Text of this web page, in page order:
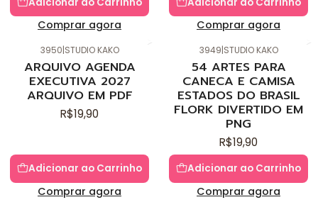
Comprar agora Comprar agora
3950|STUDIO KAKO
ARQUIVO AGENDA
EXECUTIVA 2027
ARQUIVO EM PDF
R$19,90
Adicionar ao Carrinho
Comprar agora
3949|STUDIO KAKO
54 ARTES PARA
CANECA E CAMISA
ESTADOS DO BRASIL
FLORK DIVERTIDO EM
PNG
R$19,90
Adicionar ao Carrinho
Comprar agora